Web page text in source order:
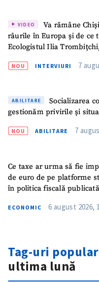
VIDEO
Va rămâne
râurile în Europa și de ce
Ecologistul Ilia
NOU INTERVIURI 7
ABILITARE
Socializarea
gestionăm privirile și
NOU ABILITARE 7
Ce taxe ar urma să fie
de euro de pe platforme
în politica fiscală
ECONOMIC 6 august 2026,
Tag-uri
ultima lună
Titlu știre+ Adaugă titlu